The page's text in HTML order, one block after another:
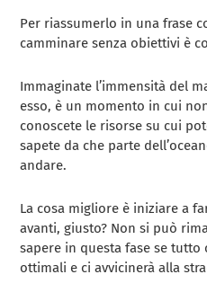
Per riassumerlo in una frase
camminare senza obiettivi è
Immaginate l’immensità del
esso, è un momento in cui
conoscete le risorse su cui
sapete da che parte
andare.
La cosa migliore è iniziare a
avanti, giusto? Non si può
sapere in questa fase se tutto
ottimali e ci avvicinerà alla